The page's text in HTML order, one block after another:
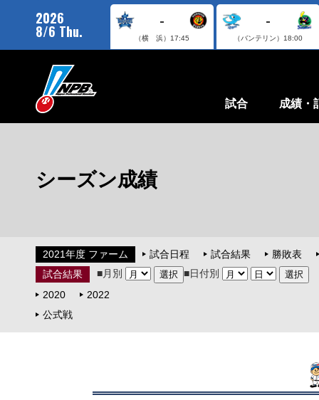
2026
8/6 Thu.
-
（横 浜） 17:45
-
（バンテリン） 18:00
試合 成績・
シーズン成績
2021年度 ファーム 試合日程 試合結果
勝敗表
試合結果
■月別
■日付別
2020
2022
公式戦